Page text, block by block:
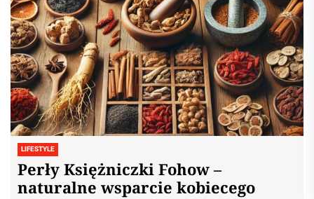
LIFESTYLE
Perły Księżniczki Fohow –
naturalne wsparcie kobiecego